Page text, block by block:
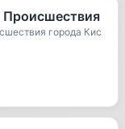
Происшествия
города Кис